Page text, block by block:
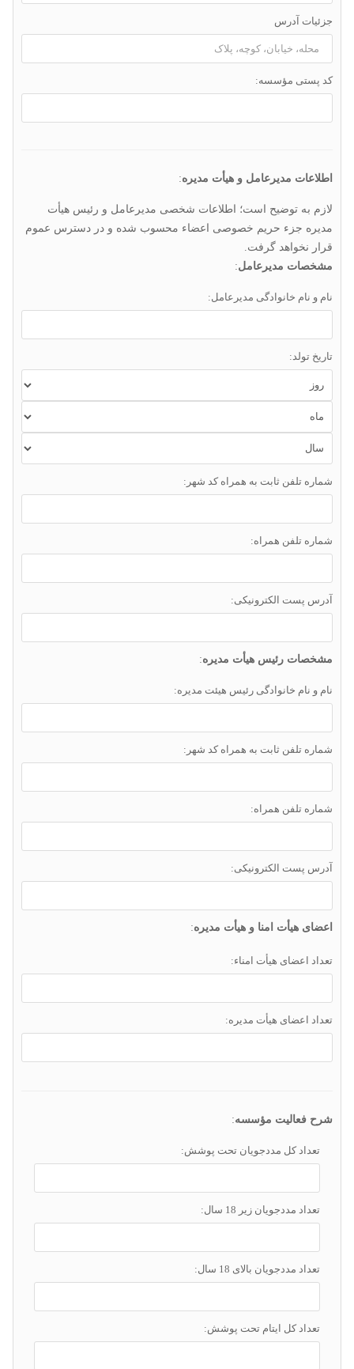
جزئیات آدرس
کد پستی مؤسسه:
اطلاعات مدیرعامل و هیأت مدیره:
لازم به توضیح است؛ اطلاعات شخصی مدیرعامل و رئیس هیأت
مدیره جزء حریم خصوصی اعضاء محسوب شده و در دسترس عموم
قرار نخواهد گرفت.
مشخصات مدیرعامل:
نام و نام خانوادگی مدیرعامل:
تاریخ تولد:
شماره تلفن ثابت به همراه کد شهر:
شماره تلفن همراه:
آدرس پست الکترونیکی:
مشخصات رئیس هیأت مدیره:
نام و نام خانوادگی رئیس هیئت مدیره:
شماره تلفن ثابت به همراه کد شهر:
شماره تلفن همراه:
آدرس پست الکترونیکی:
اعضای هیأت امنا و هیأت مدیره:
تعداد اعضای هیأت امناء:
تعداد اعضای هیأت مدیره:
شرح فعالیت مؤسسه:
تعداد کل مددجویان تحت پوشش:
تعداد مددجویان زیر 18 سال:
تعداد مددجویان بالای 18 سال:
تعداد کل ایتام تحت پوشش: